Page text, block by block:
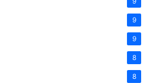
9
9
8
8